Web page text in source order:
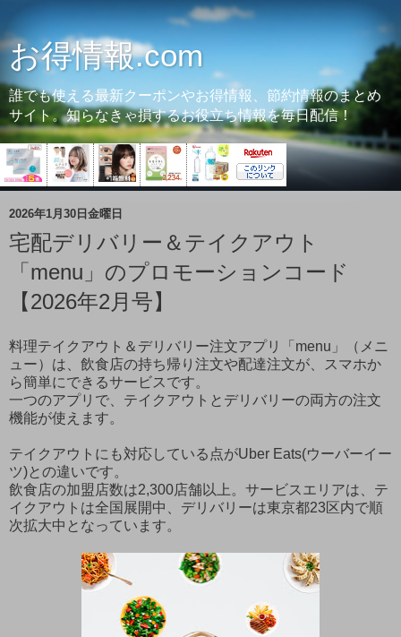
お得情報.com
誰でも使える最新クーポンやお得情報、節約情報のまとめ
サイト。知らなきゃ損するお役立ち情報を毎日配信！
2026年1月30日金曜日
宅配デリバリー＆テイクアウト
「menu」のプロモーションコード
【2026年2月号】
料理テイクアウト＆デリバリー注文アプリ「menu」（メニ
ュー）は、飲食店の持ち帰り注文や配達注文が、スマホか
ら簡単にできるサービスです。
一つのアプリで、テイクアウトとデリバリーの両方の注文
機能が使えます。
テイクアウトにも対応している点がUber Eats(ウーバーイー
ツ)との違いです。
飲食店の加盟店数は2,300店舗以上。サービスエリアは、テ
イクアウトは全国展開中、デリバリーは東京都23区内で順
次拡大中となっています。